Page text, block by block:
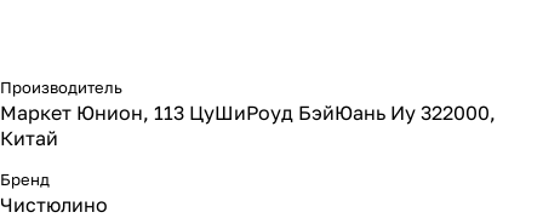
Производитель
Маркет Юнион, 113 ЦуШиРоуд БэйЮань Иу 322000,
Китай
Бренд
Чистюлино